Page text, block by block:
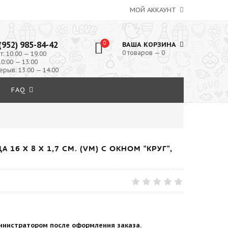
МОЙ АККАУНТ
985-84-42
10:00 — 19:00
— 13:00
13:00 — 14:00
0 ВАША КОРЗИНА
0 товаров — 0
FAQ
Х 8 Х 1,7 СМ. (VM) С ОКНОМ "КРУГ",
после оформления заказа.